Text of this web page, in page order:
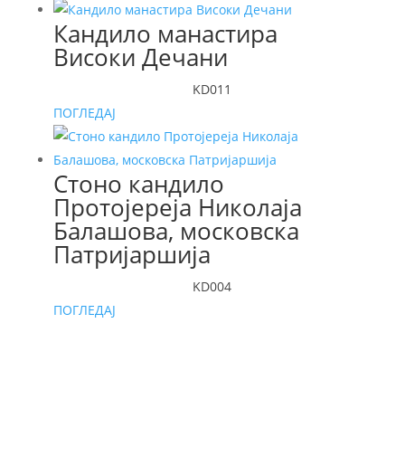
Кандило манастира
Високи Дечани
KD011
ПОГЛЕДАЈ
Стоно кандило
Протојереја Николаја
Балашова, московска
Патријаршија
KD004
ПОГЛЕДАЈ